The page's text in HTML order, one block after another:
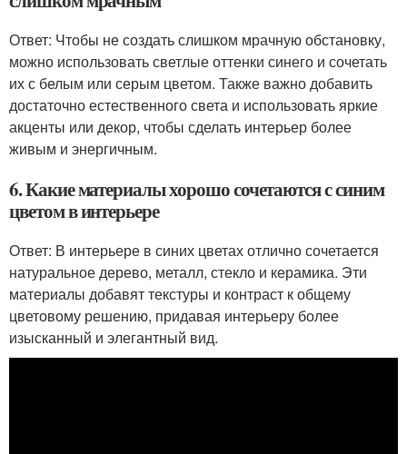
Ответ: Чтобы не создать слишком мрачную обстановку,
можно использовать светлые оттенки синего и сочетать
их с белым или серым цветом. Также важно добавить
достаточно естественного света и использовать яркие
акценты или декор, чтобы сделать интерьер более
живым и энергичным.
6. Какие материалы хорошо сочетаются с синим
цветом в интерьере
Ответ: В интерьере в синих цветах отлично сочетается
натуральное дерево, металл, стекло и керамика. Эти
материалы добавят текстуры и контраст к общему
цветовому решению, придавая интерьеру более
изысканный и элегантный вид.